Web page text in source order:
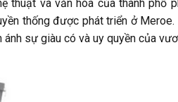
và văn hóa của thành phố
thống được phát triển ở
sự giàu có và uy quyền của